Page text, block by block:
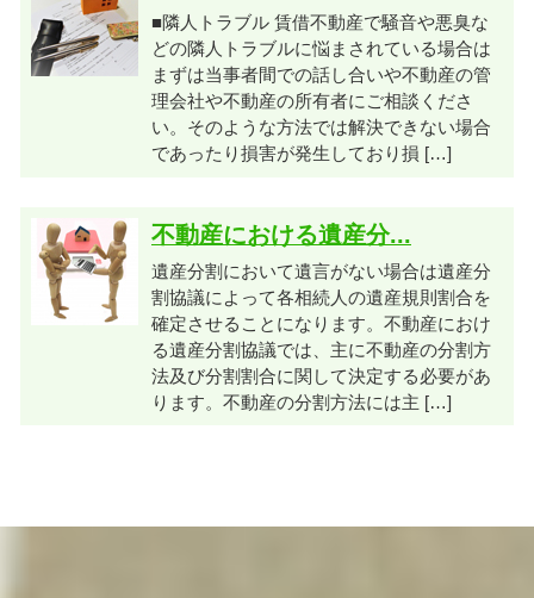
■隣人トラブル 賃借不動産で騒音や悪臭な
どの隣人トラブルに悩まされている場合は
まずは当事者間での話し合いや不動産の管
理会社や不動産の所有者にご相談くださ
い。そのような方法では解決できない場合
であったり損害が発生しており損 […]
不動産における遺産分...
遺産分割において遺言がない場合は遺産分
割協議によって各相続人の遺産規則割合を
確定させることになります。不動産におけ
る遺産分割協議では、主に不動産の分割方
法及び分割割合に関して決定する必要があ
ります。不動産の分割方法には主 […]